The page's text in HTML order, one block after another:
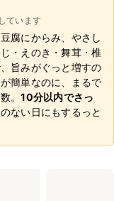
ています
腐にからみ、やさし
・えのき・舞茸・椎
旨みがぐっと増すの
簡単なのに、まるで
。10分以内でさっ
ない日にもするっと